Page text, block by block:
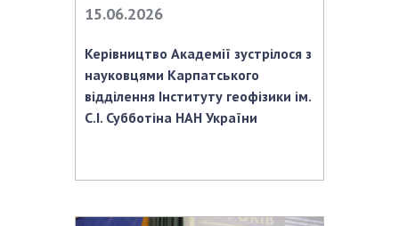
15.06.2026
Керівництво Академії зустрілося з
науковцями Карпатського
відділення Інституту геофізики ім.
С.І. Субботіна НАН України